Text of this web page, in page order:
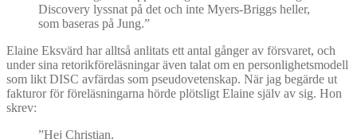
Discovery lyssnat på det och inte Myers-Briggs heller,
som baseras på Jung.”
Elaine Eksvärd har alltså anlitats ett antal gånger av försvaret, och
under sina retorikföreläsningar även talat om en personlighetsmodell
som likt DISC avfärdas som pseudovetenskap. När jag begärde ut
fakturor för föreläsningarna hörde plötsligt Elaine själv av sig. Hon
skrev:
”Hej Christian,